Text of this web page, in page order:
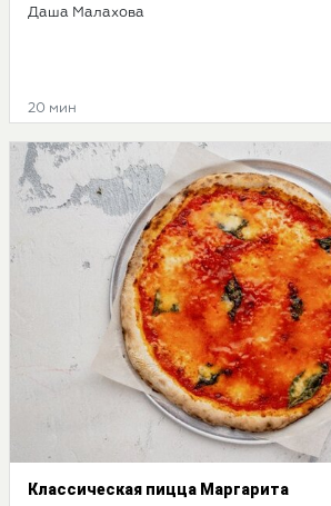
Даша Малахова
20 мин
Классическая пицца Маргарита